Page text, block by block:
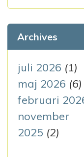
v
i
e
f
t
e
r
:
Archives
juli 2026 (1)
maj 2026 (6)
februari
november
2025 (2)